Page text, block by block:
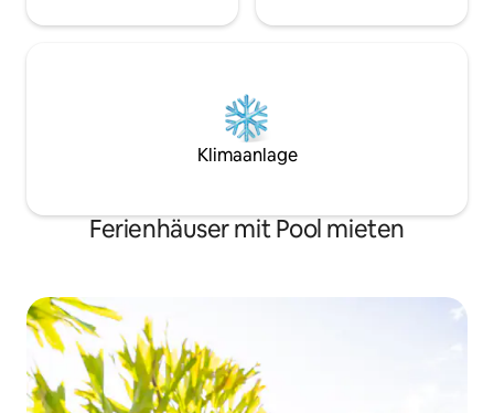
Klimaanlage
Ferienhäuser mit Pool mieten